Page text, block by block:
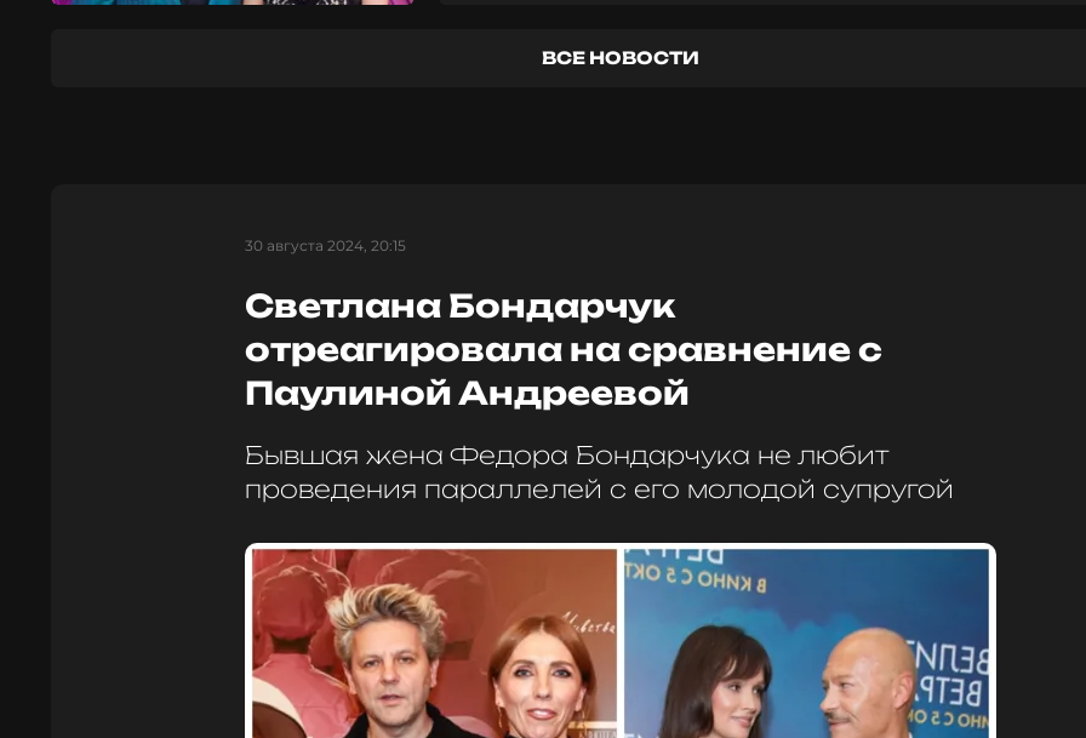
ВСЕ НОВОСТИ
30 августа 2024, 20:15
Светлана Бондарчук
отреагировала на сравнение с
Паулиной Андреевой
Бывшая жена Федора Бондарчука не любит
проведения параллелей с его молодой супругой